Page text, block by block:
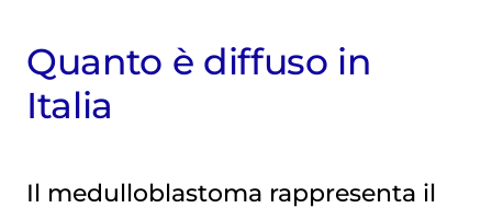
Quanto è diffuso in
Italia
Il medulloblastoma rappresenta il